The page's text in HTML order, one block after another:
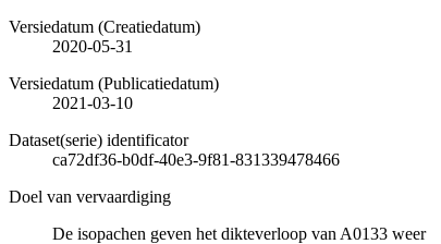
Versiedatum (Creatiedatum)
2020-05-31
Versiedatum (Publicatiedatum)
2021-03-10
Dataset(serie) identificator
ca72df36-b0df-40e3-9f81-831339478466
Doel van vervaardiging
De isopachen geven het dikteverloop van A0133 weer